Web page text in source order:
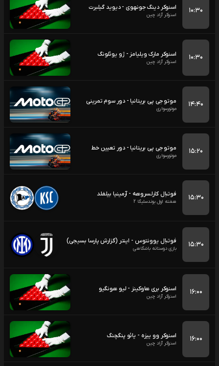
۱۰:۳۰ اسنوکر دینگ جونهوی - دیوید گیلبرت
اسنوکر آزاد چین
۱۰:۳۰ اسنوکر مارک ویلیامز - ژو یوئلونگ
اسنوکر آزاد چین
۱۴:۴۰ موتو جی پی بریتانیا - دور سوم تمرینی
موتورسواری
۱۵:۲۰ موتو جی پی بریتانیا - دور تعیین خط
موتورسواری
۱۵:۳۰ فوتبال کارلسروهه - آرمینیا بیلفلد
هفته اول بوندسلیگا 2
۱۵:۳۰ فوتبال یوونتوس - اینتر (گزارش پارسا بسیجی)
بازی دوستانه باشگاهی
۱۶:۰۰ اسنوکر بری هاوکینز - لیو هونگیو
اسنوکر آزاد چین
۱۶:۰۰ اسنوکر وو ییزه - یائو پنگچنگ
اسنوکر آزاد چین